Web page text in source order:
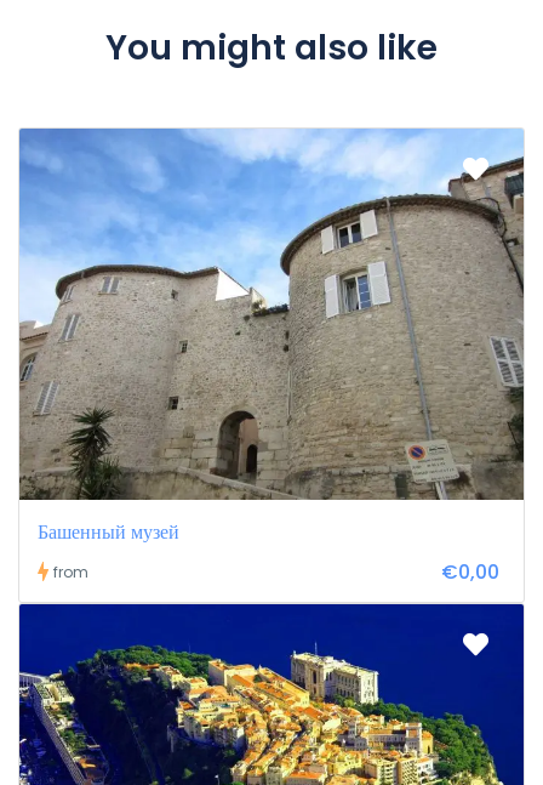
You might also like
Башенный музей
from €0,00